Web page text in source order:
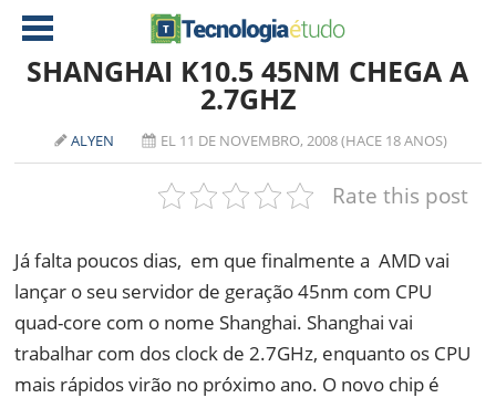
AMD
ATI
NVIDIA
SOFTWARE
NOTEBOOKS
TABLETS
IOS
NOKIA
JOGOS
DOWNLOADS
ANÁLISE
SHANGHAI K10.5 45NM CHEGA A
2.7GHZ
ALYEN EL 11 DE NOVEMBRO, 2008 (HACE 18 ANOS)
Rate this post
Já falta poucos dias, em que finalmente a AMD vai
lançar o seu servidor de geração 45nm com CPU
quad-core com o nome Shanghai. Shanghai vai
trabalhar com dos clock de 2.7GHz, enquanto os CPU
mais rápidos virão no próximo ano. O novo chip é